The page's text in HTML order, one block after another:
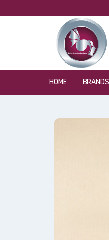
HOME BRANDS